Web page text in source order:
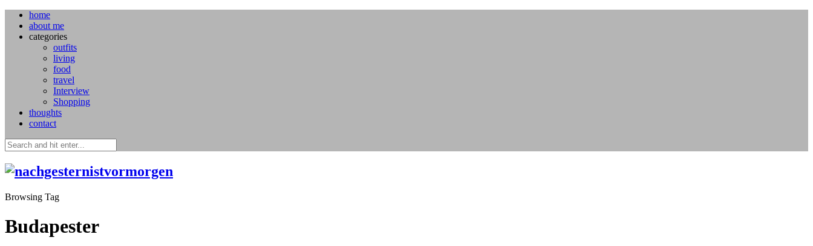
home
about me
categories
outfits
living
food
travel
Interview
Shopping
thoughts
contact
Browsing Tag
Budapester